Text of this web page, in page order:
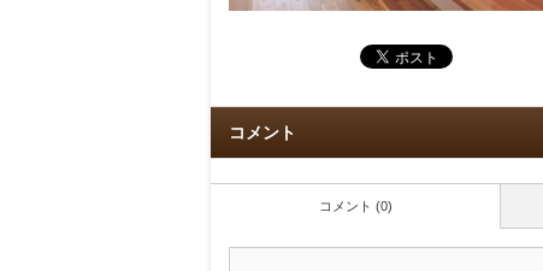
コメント
コメント (0)